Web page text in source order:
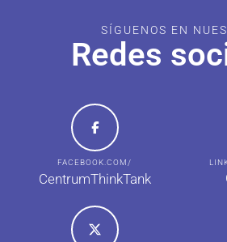
SÍGUENOS EN
Redes
FACEBOOK.COM/
CentrumThinkTank